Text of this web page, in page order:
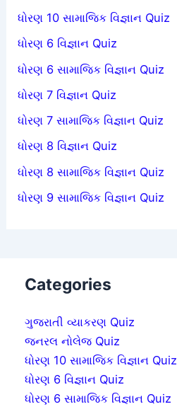
ધોરણ 10 સામાજિક વિજ્ઞાન Quiz
ધોરણ 6 વિજ્ઞાન Quiz
ધોરણ 6 સામાજિક વિજ્ઞાન Quiz
ધોરણ 7 વિજ્ઞાન Quiz
ધોરણ 7 સામાજિક વિજ્ઞાન Quiz
ધોરણ 8 વિજ્ઞાન Quiz
ધોરણ 8 સામાજિક વિજ્ઞાન Quiz
ધોરણ 9 સામાજિક વિજ્ઞાન Quiz
Categories
ગુજરાતી વ્યાકરણ Quiz
જનરલ નોલેજ Quiz
ધોરણ 10 સામાજિક વિજ્ઞાન Quiz
ધોરણ 6 વિજ્ઞાન Quiz
ધોરણ 6 સામાજિક વિજ્ઞાન Quiz